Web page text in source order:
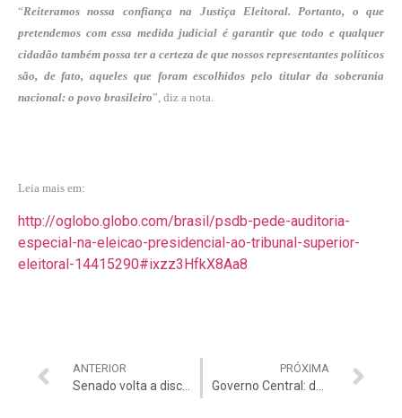
“Reiteramos nossa confiança na Justiça Eleitoral. Portanto, o que
pretendemos com essa medida judicial é garantir que todo e qualquer
cidadão também possa ter a certeza de que nossos representantes políticos
são, de fato, aqueles que foram escolhidos pelo titular da soberania
nacional: o povo brasileiro”, diz a nota.
Leia mais em:
http://oglobo.globo.com/brasil/psdb-pede-auditoria-
especial-na-eleicao-presidencial-ao-tribunal-superior-
eleitoral-14415290#ixzz3HfkX8Aa8
ANTERIOR PRÓXIMA